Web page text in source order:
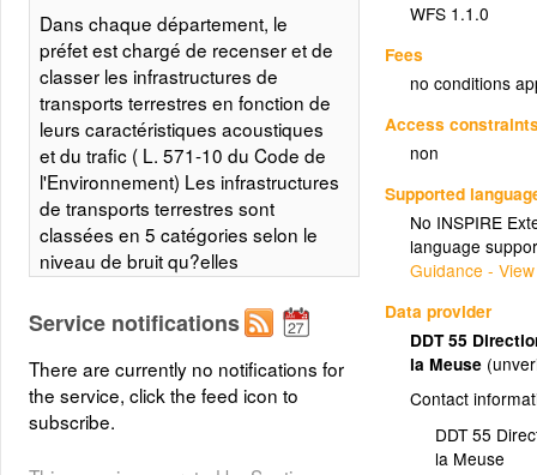
WFS 1.1.0
Fees
no conditions
Access
non
Supported
No INSPIRE
language
Guidance -
Data provider
DDT 55
la Meuse
Contact
DDT 55
la Meuse
Dans chaque département, le
préfet est chargé de recenser et de
classer les infrastructures de
transports terrestres en fonction de
leurs caractéristiques acoustiques
et du trafic ( L. 571-10 du Code de
l'Environnement) Les infrastructures
de transports terrestres sont
classées en 5 catégories selon le
niveau de bruit qu?elles
plus bruyante. Un secteur affecté
par le bruit est défini autour de
chaque infrastructure classée. Sur
la base de ce recensement, il
détermine, après consultation des
Service notifications
There are currently no notifications for
the service, click the feed icon to
subscribe.